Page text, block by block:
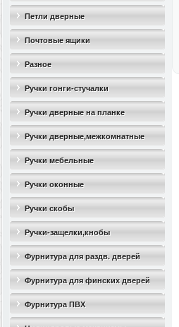
дверные(стопоры)
Петли дверные
Почтовые ящики
Разное
Ручки гонги-стучалки
Ручки дверные на планке
Ручки дверные,межкомнатные
Ручки мебельные
Ручки оконные
Ручки скобы
Ручки-защелки,кнобы
Фурнитура для раздв. дверей
Фурнитура для финских дверей
Фурнитура ПВХ